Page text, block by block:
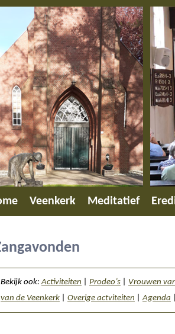
Veenkerk Meditatief
Bekijk ook:Activiteiten Prodeo’s Vrouwen
van de Veenkerk
Overige actviteiten |Agenda